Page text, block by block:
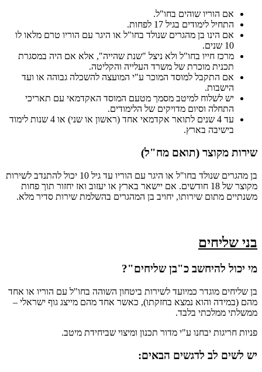
אם הוריו שוהים בחו"ל.
התחיל לימודים בגיל 17 לפחות.
אם הינו בן מהגרים שנולד בחו"ל או היגר עם הוריו טרם מלאו לו
10 שנים.
מרכז חייו בחו"ל ולא ניצל "שנת שהייה", אלא אם היה במסגרת
תכנית מוכרת של משרד העלייה והקליטה.
אם התקבל למוסד המוכר ע"י המועצה להשכלה גבוהה או ועד
הישבות.
יש לשלוח למיטב מסמך מטעם המוסד האקדמאי עם תאריכי
התחלה וסיום מדויקים של הלימודים.
עד 4 שנים לתואר אקדמאי אחד (ראשון או שני) או 4 שנות לימוד
בישיבה בארץ.
שירות מקוצר (תואם מח"ל)
בן מהגרים שנולד בחו"ל או היגר עם הוריו עד גיל 10 יכול להתנדב לשירות
מקוצר של 18 חודשים. אם יישאר בארץ או יעזוב ואז יחזור תוך פחות
משנתיים מתום שירותו, יחויב בן המהגרים בהשלמת שירות סדיר מלא.
בני שליחים
מי יכול להיחשב כ"בן שליחים"?
בן שליחים מוגדר כמיועד לשירות ביטחון השוהה בחו"ל עם הוריו או אחד
מהם (במידה והוא נמצא בחזקתו), כאשר אחד מהם מייצג גוף ישראלי –
ממשלתי ממלכתי בלבד.
פניות חריגות יבחנו ע"י מדור תכנון ומיצוי שביחידת מיטב.
יש לשים לב לדגשים הבאים: